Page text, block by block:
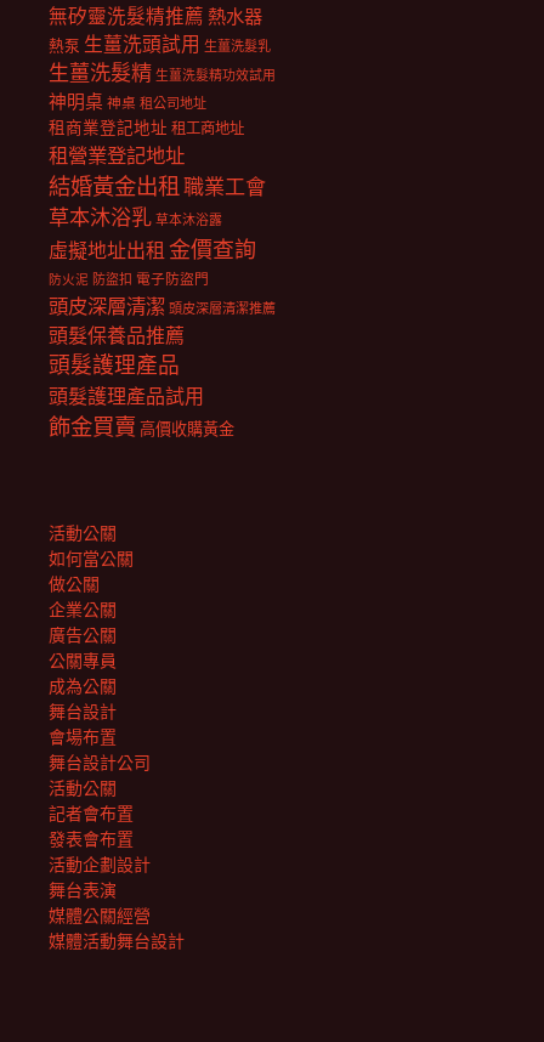
無矽靈洗髮精推薦 熱水器
熱泵 生薑洗頭試用 生薑洗髮乳
生薑洗髮精 生薑洗髮精功效試用
神明桌 神桌 租公司地址
租商業登記地址 租工商地址
租營業登記地址
結婚黃金出租職業工會
草本沐浴乳 草本沐浴露
虛擬地址出租 金價查詢
防火泥 防盜扣 電子防盜門
頭皮深層清潔 頭皮深層清潔推薦
頭髮保養品推薦
頭髮護理產品
頭髮護理產品試用
飾金買賣 高價收購黃金
活動公關
如何當公關
做公關
企業公關
廣告公關
公關專員
成為公關
舞台設計
會場布置
舞台設計公司
活動公關
記者會布置
發表會布置
活動企劃設計
舞台表演
媒體公關經營
媒體活動舞台設計